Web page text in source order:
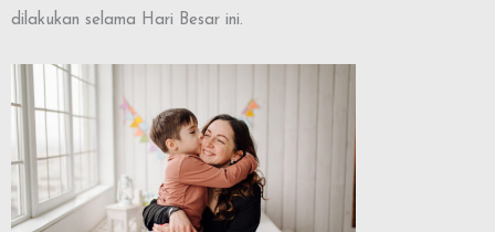
dilakukan selama Hari Besar ini.